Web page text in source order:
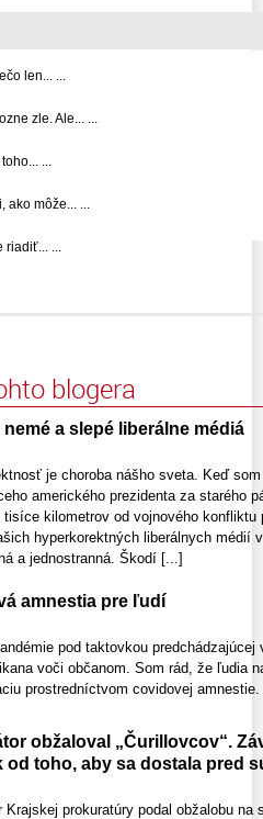
len... ...
zle. Ale... ...
...
môže... ...
...
blogera
nemé a slepé liberálne médiá
je choroba nášho sveta. Keď
amerického prezidenta za starého
tisíce kilometrov od vojnového
hyperkorektných liberálnych médií
a jednostranná. Škodí [...]
amnestia pre ľudí
pod taktovkou
voči občanom. Som rád, že ľudia
prostredníctvom covidovej
obžaloval „Čurillovcov“.
od toho, aby sa dostala pred
Krajskej prokuratúry podal obžalobu